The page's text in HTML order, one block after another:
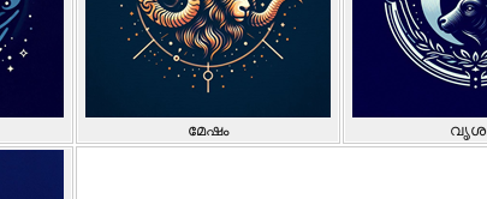
മേഷം